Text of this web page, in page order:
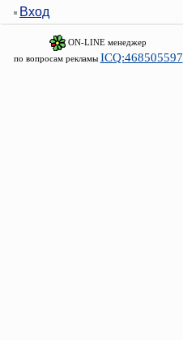
Вход
ON-LINE менеджер
по вопросам рекламы ICQ:468505597